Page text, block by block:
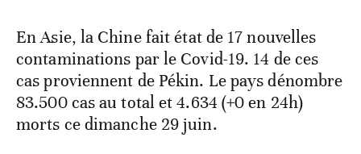
En Asie, la Chine fait état de 17 nouvelles
contaminations par le Covid-19. 14 de ces
cas proviennent de Pékin. Le pays dénombre
83.500 cas au total et 4.634 (+0 en 24h)
morts ce dimanche 29 juin.